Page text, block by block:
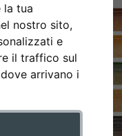
la tua
nostro sito,
e
il traffico sul
arrivano i